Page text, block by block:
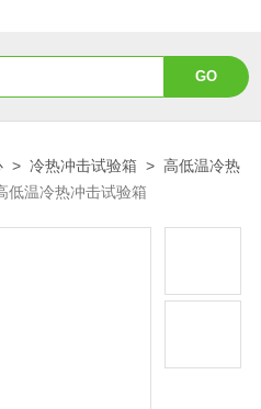
>冷热冲击试验箱 >高低温冷热
低温冷热冲击试验箱